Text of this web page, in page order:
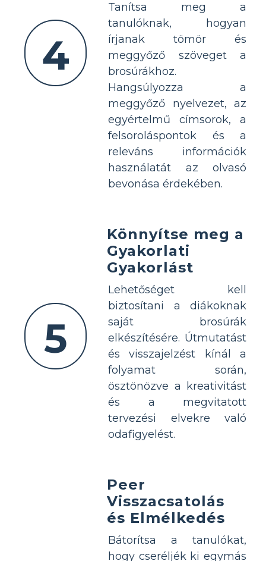
4
Tanítsa meg a
tanulóknak, hogyan
írjanak tömör és
meggyőző szöveget a
brosúrákhoz.
Hangsúlyozza a
meggyőző nyelvezet, az
egyértelmű címsorok, a
felsoroláspontok és a
releváns információk
használatát az olvasó
bevonása érdekében.
5
Könnyítse meg a
Gyakorlati
Gyakorlást
Lehetőséget kell
biztosítani a diákoknak
saját brosúrák
elkészítésére. Útmutatást
és visszajelzést kínál a
folyamat során,
ösztönözve a kreativitást
és a megvitatott
tervezési elvekre való
odafigyelést.
Peer
Visszacsatolás
és Elmélkedés
Bátorítsa a tanulókat,
hogy cseréljék ki egymás